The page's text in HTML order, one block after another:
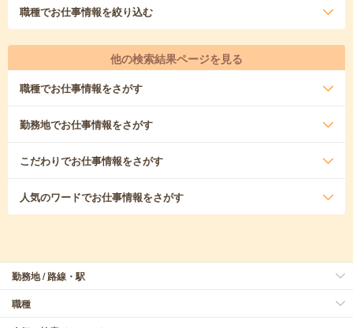
職種でお仕事情報を絞り込む
他の検索結果ページを見る
職種でお仕事情報をさがす
勤務地でお仕事情報をさがす
こだわりでお仕事情報をさがす
人気のワードでお仕事情報をさがす
勤務地 / 路線・駅
職種